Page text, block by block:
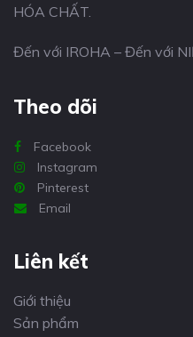
HÓA CHẤT.
Đến với IROHA – Đến với
Theo dõi
Facebook
Instagram
Pinterest
Email
Liên kết
Giới thiệu
Sản phẩm